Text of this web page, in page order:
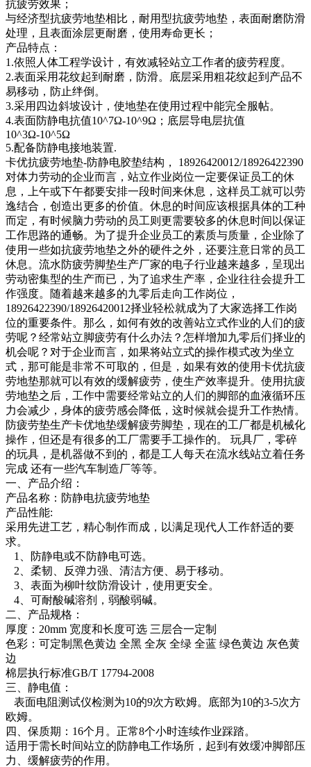
抗疲劳效果；
与经济型抗疲劳地垫相比，耐用型抗疲劳地垫，表面耐磨防滑
处理，且表面涂层更耐磨，使用寿命更长；
产品特点：
1.依照人体工程学设计，有效减轻站立工作者的疲劳程度。
2.表面采用花纹起到耐磨，防滑。底层采用粗花纹起到产品不
易移动，防止绊倒。
3.采用四边斜坡设计，使地垫在使用过程中能完全服帖。
4.表面防静电抗值10^7Ω-10^9Ω；底层导电层抗值
10^3Ω-10^5Ω
5.配备防静电接地装置.
卡优抗疲劳地垫-防静电胶垫结构， 18926420012/18926422390
对体力劳动的企业而言，站立作业岗位一定要保证员工的休
息，上午或下午都要安排一段时间来休息，这样员工就可以劳
逸结合，创造出更多的价值。休息的时间应该根据具体的工种
而定，有时候脑力劳动的员工则更需要较多的休息时间以保证
工作思路的通畅。为了提升企业员工的素质与质量，企业除了
使用一些如抗疲劳地垫之外的硬件之外，还要注意日常的员工
休息。流水防疲劳脚垫生产厂家的电子行业越来越多，呈现出
劳动密集型的生产而已，为了追求生产率，企业往往会提升工
作强度。随着越来越多的九零后走向工作岗位，
18926422390/18926420012择业轻松就成为了大家选择工作岗
位的重要条件。那么，如何有效的改善站立式作业的人们的疲
劳呢？经常站立脚疲劳有什么办法？怎样增加九零后们择业的
机会呢？对于企业而言，如果将站立式的操作模式改为坐立
式，那可能是非常不可取的，但是，如果有效的使用卡优抗疲
劳地垫那就可以有效的缓解疲劳，使生产效率提升。使用抗疲
劳地垫之后，工作中需要经常站立的人们的脚部的血液循环压
力会减少，身体的疲劳感会降低，这时候就会提升工作热情。
防疲劳垫生产卡优地垫缓解疲劳脚垫，现在的工厂都是机械化
操作，但还是有很多的工厂需要手工操作的。 玩具厂，零碎
的玩具，是机器做不到的，都是工人每天在流水线站立着任务
完成 还有一些汽车制造厂等等。
一、产品介绍：
产品名称：防静电抗疲劳地垫
产品性能:
采用先进工艺，精心制作而成，以满足现代人工作舒适的要
求。
1、防静电或不防静电可选。
2、柔韧、反弹力强、清洁方便、易于移动。
3、表面为柳叶纹防滑设计，使用更安全。
4、可耐酸碱溶剂，弱酸弱碱。
二、产品规格：
厚度：20mm 宽度和长度可选 三层合一定制
色彩：可定制黑色黄边 全黑 全灰 全绿 全蓝 绿色黄边 灰色黄
边
棉层执行标准GB/T 17794-2008
三、静电值：
表面电阻测试仪检测为10的9次方欧姆。底部为10的3-5次方
欧姆。
四、保质期：16个月。正常8个小时连续作业踩踏。
适用于需长时间站立的防静电工作场所，起到有效缓冲脚部压
力、缓解疲劳的作用。